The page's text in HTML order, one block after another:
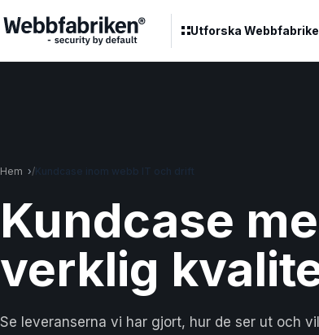
Utforska
Hem Kundcase inom webb IT och drift
Kundcase
verklig
Se leveranserna vi har gjort, hur de ser ut och